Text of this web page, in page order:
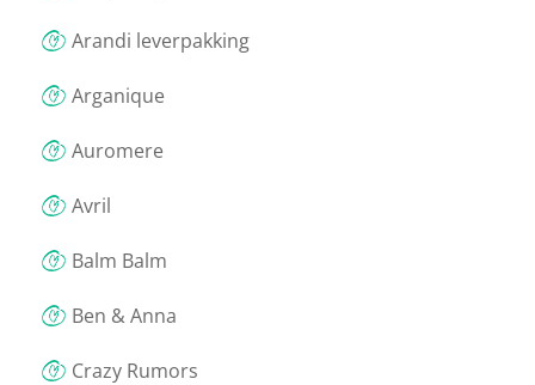
Arandi leverpakking
Arganique
Auromere
Avril
Balm Balm
Ben & Anna
Crazy Rumors